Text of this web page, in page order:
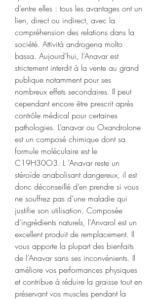
d’entre elles : tous les avantages ont un
lien, direct ou indirect, avec la
compréhension des relations dans la
société. Attività androgena molto
bassa. Aujourd’hui, l’Anavar est
strictement interdit à la vente au grand
publique notamment pour ses
nombreux effets secondaires. Il peut
cependant encore être prescrit après
contrôle médical pour certaines
pathologies. L’anavar ou Oxandrolone
est un composé chimique dont sa
formule moléculaire est le
C19H30O3. L ’Anavar reste un
stéroïde anabolisant dangereux, il est
donc déconseillé d’en prendre si vous
ne souffrez pas d’une maladie qui
justifie son utilisation. Composée
d’ingrédients naturels, l’Anvarol est un
excellent produit de remplacement. Il
vous apporte la plupart des bienfaits
de l’Anavar sans ses inconvénients. Il
améliore vos performances physiques
et contribue à réduire la graisse tout en
préservant vos muscles pendant la